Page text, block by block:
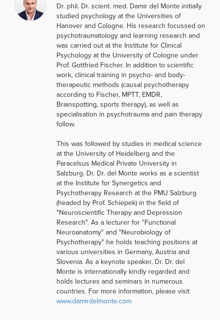
Dr. phil. Dr. scient. med. Damir del Monte initially
studied psychology at the Universities of
Hanover and Cologne. His research focussed on
psychotraumatology and learning research and
was carried out at the Institute for Clinical
Psychology at the University of Cologne under
Prof. Gottfried Fischer. In addition to scientific
work, clinical training in psycho- and body-
therapeutic methods (causal psychotherapy
according to Fischer, MPTT, EMDR,
Brainspotting, sports therapy), as well as
specialisation in psychotrauma and pain therapy
follow.
This was followed by studies in medical science
at the University of Heidelberg and the
Paracelsus Medical Private University in
Salzburg. Dr. Dr. del Monte works as a scientist
at the Institute for Synergetics and
Psychotherapy Research at the PMU Salzburg
(headed by Prof. Schiepek) in the field of
"Neuroscientific Therapy and Depression
Research". As a lecturer for "Functional
Neuroanatomy" and "Neurobiology of
Psychotherapy" he holds teaching positions at
various universities in Germany, Austria and
Slovenia. As a keynote speaker, Dr. Dr. del
Monte is internationally kindly regarded and
holds lectures and seminars in numerous
countries. For more information, please visit
www.damirdelmonte.com